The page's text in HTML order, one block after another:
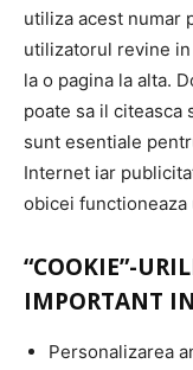
utiliza acest numar
utilizatorul revine
la o pagina la alta.
poate sa il citeasca
sunt esentiale
Internet iar
obicei
“COOKIE”-
IMPORTANT
Personalizarea